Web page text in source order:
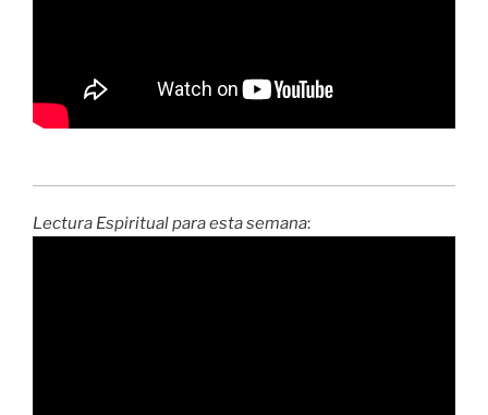
Lectura Espiritual para esta semana: